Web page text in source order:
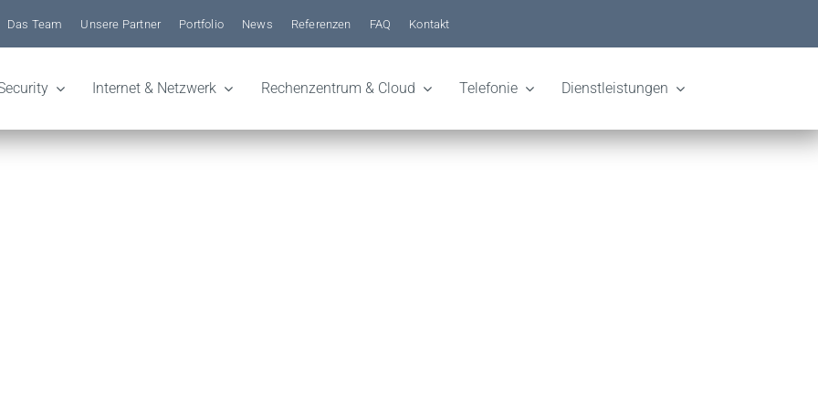
Das Team Unsere Partner Portfolio News Referenzen FAQ Kontakt
Internet & Netzwerk Rechenzentrum & Cloud Telefonie Dienstleistungen